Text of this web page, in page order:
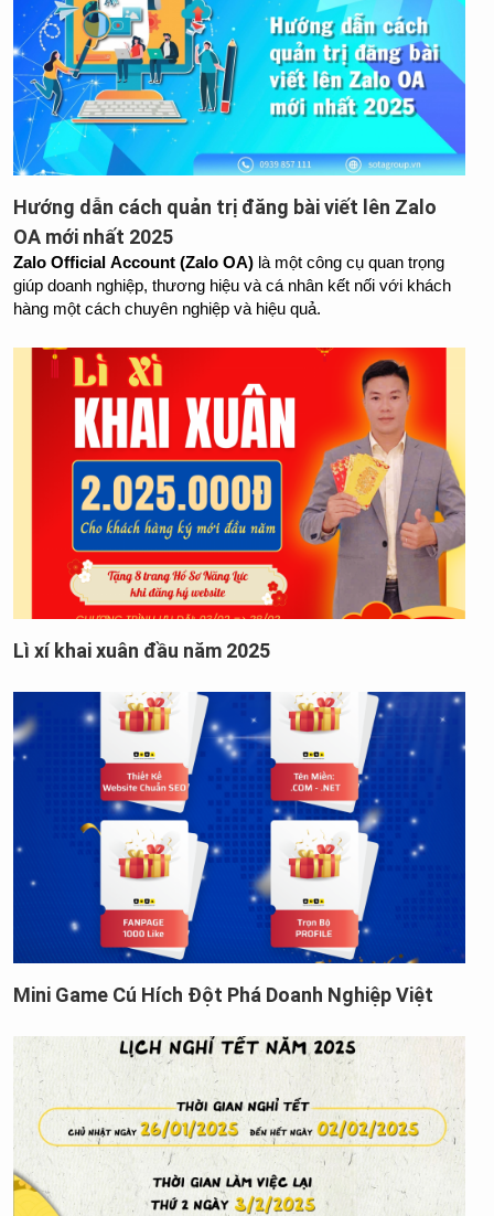
Hướng dẫn cách quản trị đăng bài viết lên Zalo
OA mới nhất 2025
Zalo Official Account (Zalo OA) là một công cụ quan trọng
giúp doanh nghiệp, thương hiệu và cá nhân kết nối với khách
hàng một cách chuyên nghiệp và hiệu quả.
Lì xí khai xuân đầu năm 2025
Mini Game Cú Hích Đột Phá Doanh Nghiệp Việt